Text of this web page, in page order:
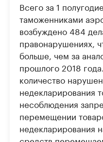
Всего за 1
таможенниками
возбуждено 484
правонарушениях,
больше, чем за
прошлого 2018
количество
недекларирования
несоблюдения
перемещении
недекларирования